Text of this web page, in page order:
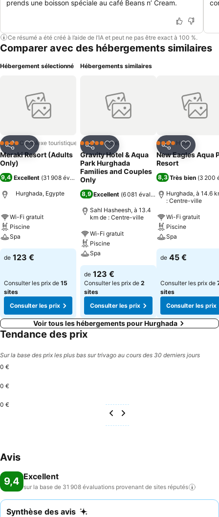
prends une boisson spéciale au café Beans n’ Cream.
Ce résumé a été créé à l’aide de l’IA et peut ne pas être exact à 100 %.
Comparer avec des hébergements similaires
Hébergement sélectionné
PartagerAjouter à mes favoris
4 ÉtoilesComplexe touristique
Meraki Resort (Adults
Only)
9,4 Excellent (31 908 évaluations)
Hurghada, Egypte
Wi-Fi gratuit
Piscine
Spa
de 123 €
Consulter les prix de 15
sites
Consulter les prix
Hébergements similaires
PartagerAjouter à mes favoris
5 Étoiles Hôtel
Gravity Hotel & Aqua
Park Hurghada
Families and Couples
Only
8,9 Excellent (6 081 évaluations)
Sahl Hasheesh, à 13.4
km de : Centre-ville
Wi-Fi gratuit
Piscine
Spa
de 123 €
Consulter les prix de 2
sites
Consulter les prix
PartagerAjouter
4 ÉtoilesHôtel
New Eagles Aqua
Resort
8,3 Très bien (3 200
Hurghada, à 14.6
: Centre-ville
Wi-Fi gratuit
Piscine
Spa
de 45 €
Consulter les prix de
sites
Consulter les prix
Voir tous les hébergements pour Hurghada
Tendance des prix
Sur la base des prix les plus bas sur trivago au cours des 30 derniers jours
0 €
0 €
0 €
Avis
9,4 Excellent
sur la base de 31 908 évaluations provenant de sites réputés
Synthèse des avis